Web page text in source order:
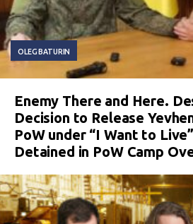
OLEG BATURIN
Enemy There and Here.
Decision to Release
PoW under “I Want to
Detained in PoW Camp